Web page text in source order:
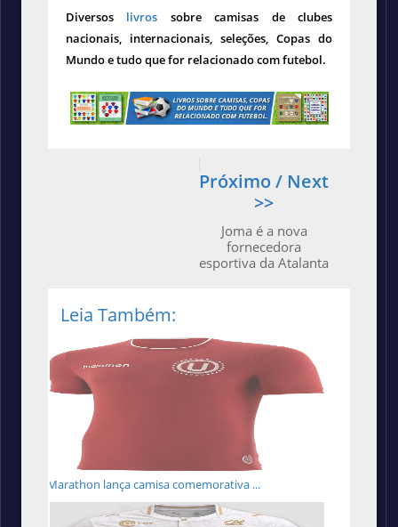
Diversos livros sobre camisas de clubes
nacionais, internacionais, seleções, Copas do
Mundo e tudo que for relacionado com futebol.
Próximo / Next
>>
Joma é a nova
fornecedora
esportiva da Atalanta
Leia Também:
Marathon lança camisa comemorativa ...